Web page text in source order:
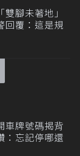
腳未著地」
回覆：這是規
車牌號碼揭背
：忘記停哪還